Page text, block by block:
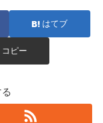
はてブ
コピー